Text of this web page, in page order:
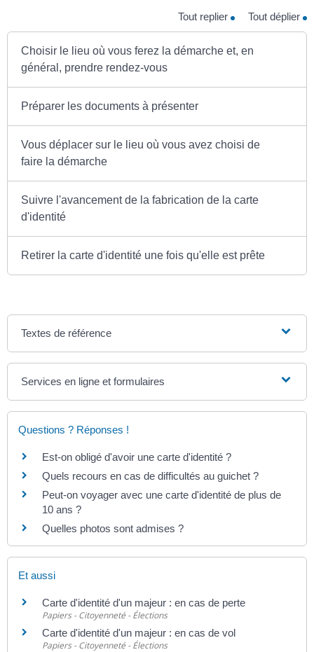
Tout replier Tout déplier
Choisir le lieu où vous ferez la démarche et, en
général, prendre rendez-vous
Préparer les documents à présenter
Vous déplacer sur le lieu où vous avez choisi de
faire la démarche
Suivre l'avancement de la fabrication de la carte
d'identité
Retirer la carte d'identité une fois qu'elle est prête
Textes de référence
Services en ligne et formulaires
Questions ? Réponses !
Est-on obligé d'avoir une carte d'identité ?
Quels recours en cas de difficultés au guichet ?
Peut-on voyager avec une carte d'identité de plus de
10 ans ?
Quelles photos sont admises ?
Et aussi
Carte d'identité d'un majeur : en cas de perte
Papiers - Citoyenneté - Élections
Carte d'identité d'un majeur : en cas de vol
Papiers - Citoyenneté - Élections